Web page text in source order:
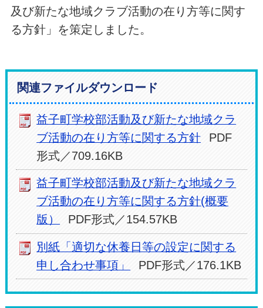
及び新たな地域クラブ活動の在り方等に関す
る方針」を策定しました。
関連ファイルダウンロード
益子町学校部活動及び新たな地域クラ
ブ活動の在り方等に関する方針
PDF
形式／709.16KB
益子町学校部活動及び新たな地域クラ
ブ活動の在り方等に関する方針(概要
版）
PDF形式／154.57KB
別紙「適切な休養日等の設定に関する
申し合わせ事項」
PDF形式／176.1KB